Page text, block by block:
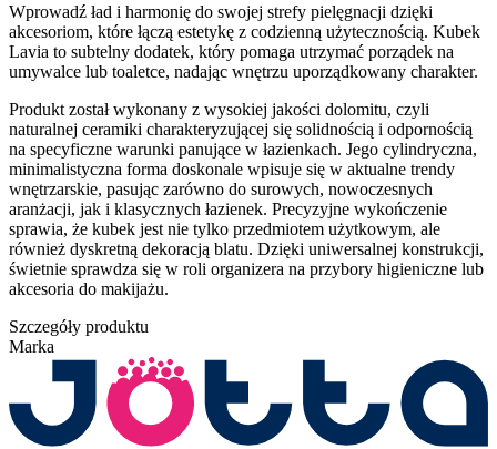
Wprowadź ład i harmonię do swojej strefy pielęgnacji dzięki
akcesoriom, które łączą estetykę z codzienną użytecznością. Kubek
Lavia to subtelny dodatek, który pomaga utrzymać porządek na
umywalce lub toaletce, nadając wnętrzu uporządkowany charakter.
Produkt został wykonany z wysokiej jakości dolomitu, czyli
naturalnej ceramiki charakteryzującej się solidnością i odpornością
na specyficzne warunki panujące w łazienkach. Jego cylindryczna,
minimalistyczna forma doskonale wpisuje się w aktualne trendy
wnętrzarskie, pasując zarówno do surowych, nowoczesnych
aranżacji, jak i klasycznych łazienek. Precyzyjne wykończenie
sprawia, że kubek jest nie tylko przedmiotem użytkowym, ale
również dyskretną dekoracją blatu. Dzięki uniwersalnej konstrukcji,
świetnie sprawdza się w roli organizera na przybory higieniczne lub
akcesoria do makijażu.
Szczegóły produktu
Marka